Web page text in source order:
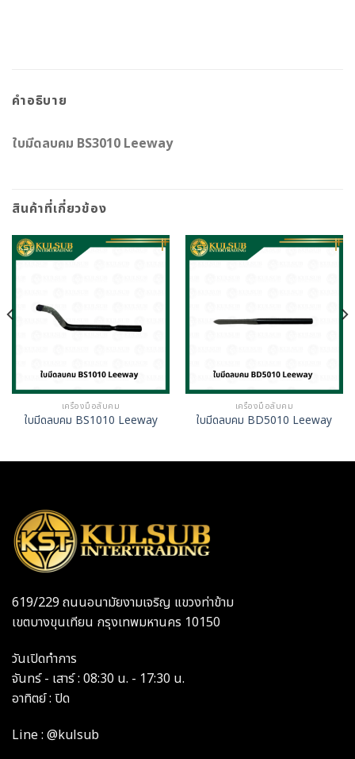
คำอธิบาย
ใบมีดลบคม BS3010 Leeway
สินค้าที่เกี่ยวข้อง
เครื่องมือลับคม
ใบมีดลบคม BS1010 Leeway
เครื่องมือลับคม
ใบมีดลบคม BD5010 Leeway
619/229 ถนนอนามัยงามเจริญ แขวงท่าข้าม
เขตบางขุนเทียน กรุงเทพมหานคร 10150
วันเปิดทำการ
จันทร์ - เสาร์ : 08:30 น. - 17:30 น.
อาทิตย์ : ปิด
Line : @kulsub